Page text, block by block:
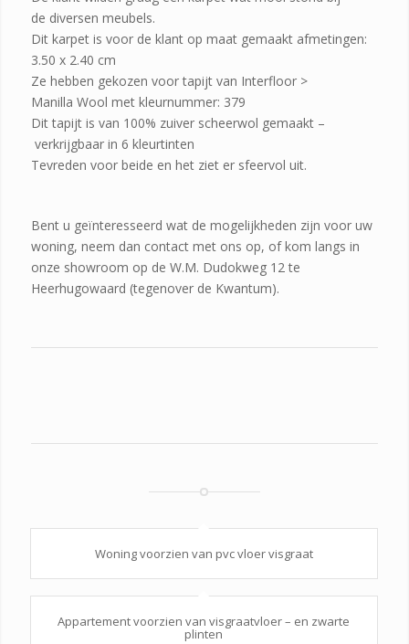
de diversen meubels.
Dit karpet is voor de klant op maat gemaakt afmetingen:
3.50 x 2.40 cm
Ze hebben gekozen voor tapijt van Interfloor >
Manilla Wool met kleurnummer: 379
Dit tapijt is van 100% zuiver scheerwol gemaakt –
verkrijgbaar in 6 kleurtinten
Tevreden voor beide en het ziet er sfeervol uit.
Bent u geïnteresseerd wat de mogelijkheden zijn voor uw
woning, neem dan contact met ons op, of kom langs in
onze showroom op de W.M. Dudokweg 12 te
Heerhugowaard (tegenover de Kwantum).
Woning voorzien van pvc vloer visgraat
Appartement voorzien van visgraatvloer – en zwarte
plinten